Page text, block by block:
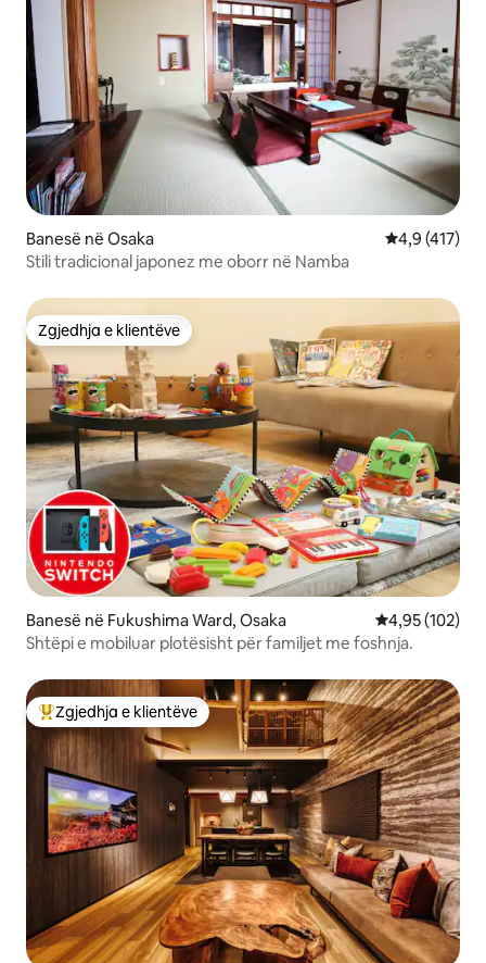
Banesë në Osaka Vlerësimi
4,9 (417)
Stili tradicional japonez me oborr në Namba
Zgjedhja e klientëve
Zgjedhja e klientëve
Banesë në Fukushima Ward, Osaka Vlerësimi
4,95 (102)
Shtëpi e mobiluar plotësisht për familjet me foshnja.
Më të mirat e zgjedhjeve të klientëve
Zgjedhja e klientëve